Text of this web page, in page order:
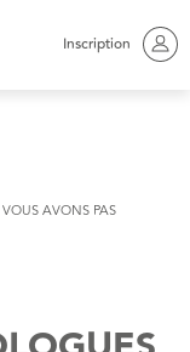
Inscription
AVONS PAS